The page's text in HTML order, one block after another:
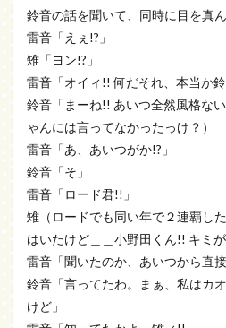
鈴音の話を聞いて、同時に目を真
雷音「えぇ!?」
雉「ヨン!?」
雷音「オイィ!! 何だそれ、本当か鈴
鈴音「まーね!! あいつ全然風格な
ゃんには言ってなかったっけ？）
雷音「あ、あいつがか!?」
鈴音「そ」
雷音「ロード君!!」
雉（ロードでも同い年で２連覇し
はいたけど＿＿小野田くん!! キミ
雷音「聞いたのか、あいつから直接
鈴音「言ってたわ。まぁ、私はカ
けど」